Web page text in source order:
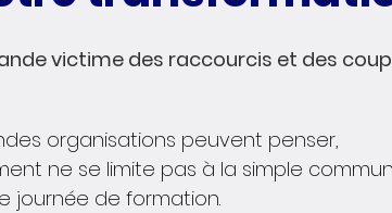
victime des raccourcis et des
organisations peuvent penser,
ne se limite pas à la simple
journée de formation.